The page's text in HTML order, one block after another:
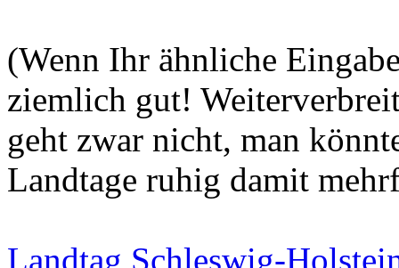
(Wenn Ihr ähnliche
ziemlich gut!
geht zwar nicht, man
Landtage ruhig damit
Landtag Schleswig-